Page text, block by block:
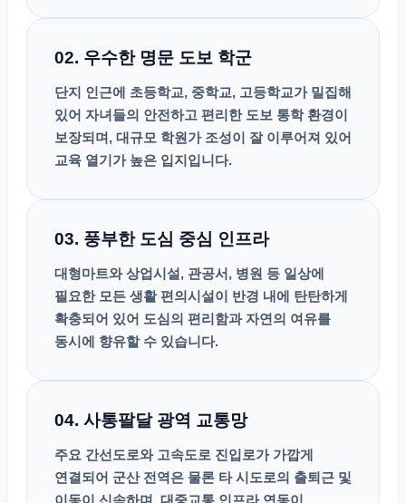
02. 우수한 명문 도보 학군
단지 인근에 초등학교, 중학교, 고등학교가 밀집해
있어 자녀들의 안전하고 편리한 도보 통학 환경이
보장되며, 대규모 학원가 조성이 잘 이루어져 있어
교육 열기가 높은 입지입니다.
03. 풍부한 도심 중심 인프라
대형마트와 상업시설, 관공서, 병원 등 일상에
필요한 모든 생활 편의시설이 반경 내에 탄탄하게
확충되어 있어 도심의 편리함과 자연의 여유를
동시에 향유할 수 있습니다.
04. 사통팔달 광역 교통망
주요 간선도로와 고속도로 진입로가 가깝게
연결되어 군산 전역은 물론 타 시도로의 출퇴근 및